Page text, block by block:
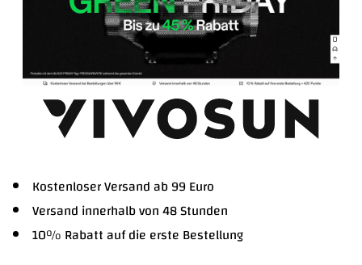
Kostenloser Versand ab 99 Euro
Versand innerhalb von 48 Stunden
10% Rabatt auf die erste Bestellung